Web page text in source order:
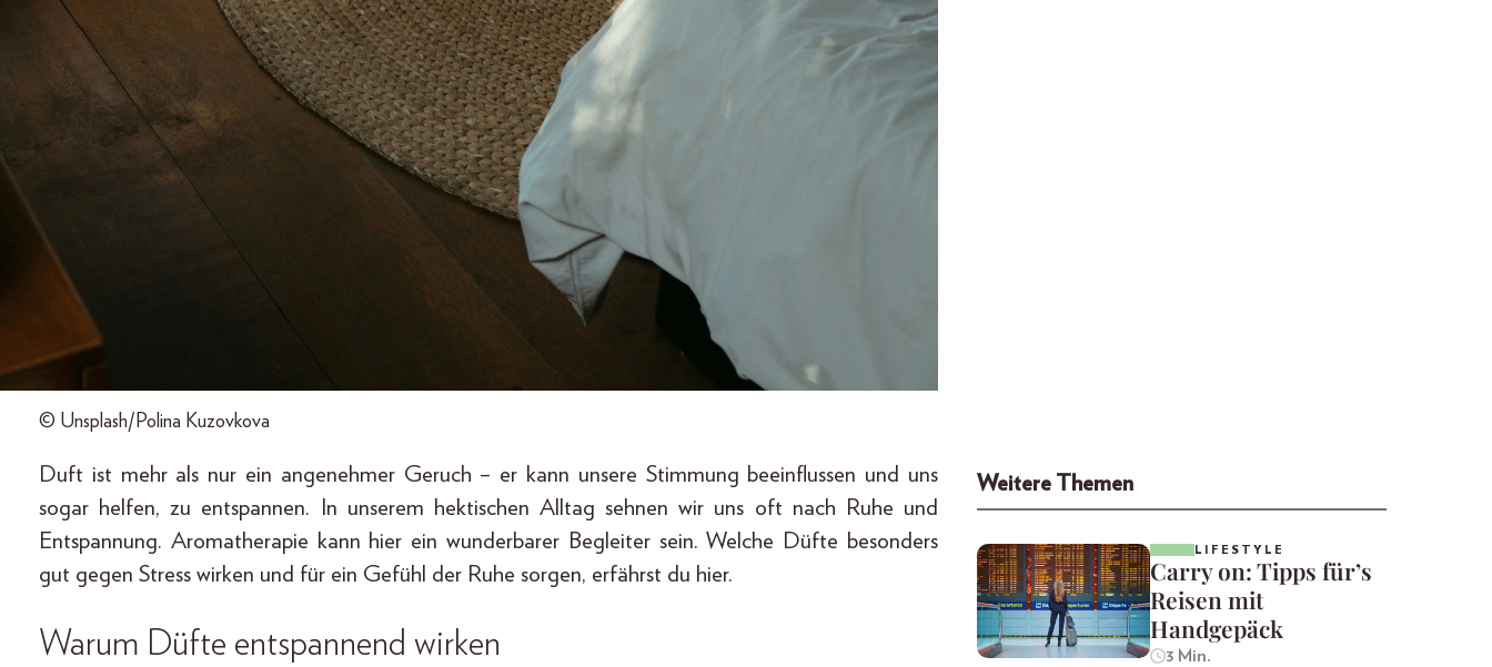
© Unsplash/Polina Kuzovkova
Duft ist mehr als nur ein angenehmer Geruch – er kann unsere Stimmung beeinflussen und uns
sogar helfen, zu entspannen. In unserem hektischen Alltag sehnen wir uns oft nach Ruhe und
Entspannung. Aromatherapie kann hier ein wunderbarer Begleiter sein. Welche Düfte besonders
gut gegen Stress wirken und für ein Gefühl der Ruhe sorgen, erfährst du hier.
Warum Düfte entspannend wirken
Weitere Themen
LIFESTYLE
Carry on: Tipps für’s
Reisen mit
Handgepäck
3 Min.